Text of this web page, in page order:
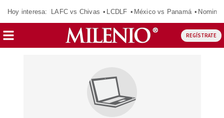
Hoy interesa: LAFC vs Chivas LCDLF México vs Panamá
REGÍSTRATE